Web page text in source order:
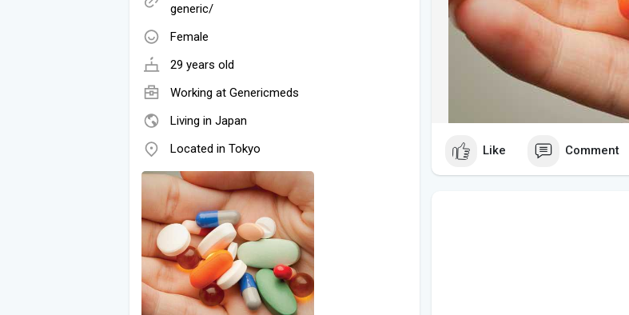
generic/
Female
29 years old
Working at Genericmeds
Living in Japan
Located in Tokyo
Like Comment